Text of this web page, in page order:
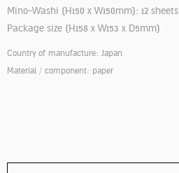
Mino-Washi (H150 x W150mm): 12 sheets
Package size (H158 x W153 x D5mm)
Country of manufacture: Japan
Material / component: paper